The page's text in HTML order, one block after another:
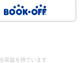
収益を得ています